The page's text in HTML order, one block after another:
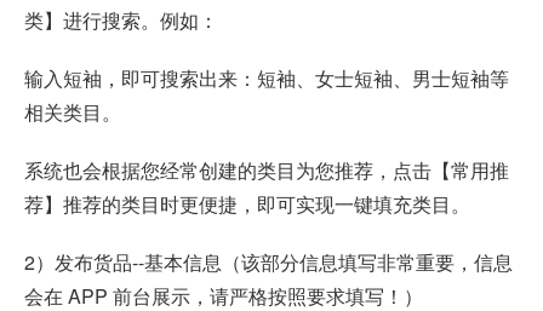
类】进行搜索。例如：
输入短袖，即可搜索出来：短袖、女士短袖、男士短袖等
相关类目。
系统也会根据您经常创建的类目为您推荐，点击【常用推
荐】推荐的类目时更便捷，即可实现一键填充类目。
2）发布货品--基本信息（该部分信息填写非常重要，信息
会在 APP 前台展示，请严格按照要求填写！）